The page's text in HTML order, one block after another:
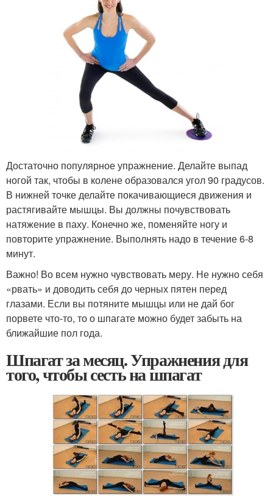
Достаточно популярное упражнение. Делайте выпад
ногой так, чтобы в колене образовался угол 90 градусов.
В нижней точке делайте покачивающиеся движения и
растягивайте мышцы. Вы должны почувствовать
натяжение в паху. Конечно же, поменяйте ногу и
повторите упражнение. Выполнять надо в течение 6-8
минут.
Важно! Во всем нужно чувствовать меру. Не нужно себя
«рвать» и доводить себя до черных пятен перед
глазами. Если вы потяните мышцы или не дай бог
порвете что-то, то о шпагате можно будет забыть на
ближайшие пол года.
Шпагат за месяц. Упражнения для
того, чтобы сесть на шпагат